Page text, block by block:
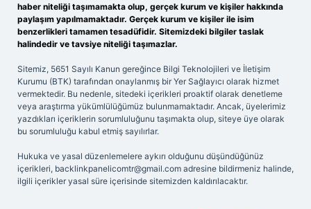
haber niteliği taşımamakta olup, gerçek kurum ve kişiler hakkında
paylaşım yapılmamaktadır. Gerçek kurum ve kişiler ile isim
benzerlikleri tamamen tesadüfidir. Sitemizdeki bilgiler taslak
halindedir ve tavsiye niteliği taşımazlar.
Sitemiz, 5651 Sayılı Kanun gereğince Bilgi Teknolojileri ve İletişim
Kurumu (BTK) tarafından onaylanmış bir Yer Sağlayıcı olarak hizmet
vermektedir. Bu nedenle, sitedeki içerikleri proaktif olarak denetleme
veya araştırma yükümlülüğümüz bulunmamaktadır. Ancak, üyelerimiz
yazdıkları içeriklerin sorumluluğunu taşımakta olup, siteye üye olarak
bu sorumluluğu kabul etmiş sayılırlar.
Hukuka ve yasal düzenlemelere aykırı olduğunu düşündüğünüz
içerikleri, backlinkpanelicomtr@gmail.com adresine bildirmeniz halinde,
ilgili içerikler yasal süre içerisinde sitemizden kaldırılacaktır.